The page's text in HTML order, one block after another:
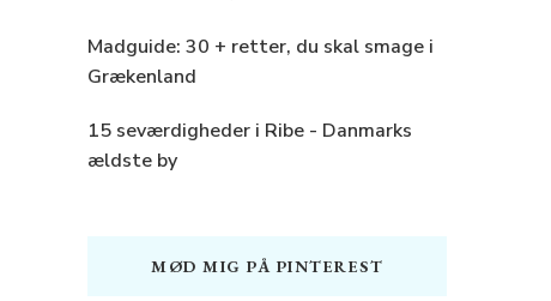
Madguide: 30 + retter, du skal smage i
Grækenland
15 seværdigheder i Ribe - Danmarks
ældste by
MØD MIG PÅ PINTEREST